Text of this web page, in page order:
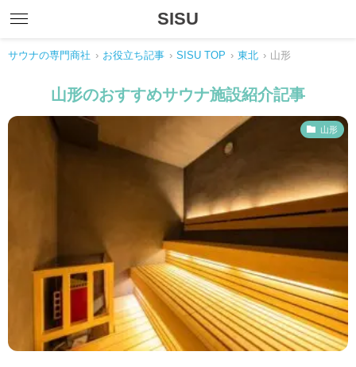
SISU
サウナの専門商社 › お役立ち記事 › SISU TOP › 東北 › 山形
山形のおすすめサウナ施設紹介記事
山形